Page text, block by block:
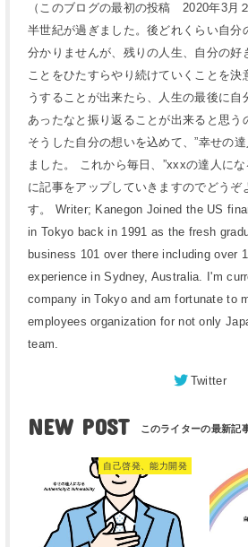
（このブログの最初の投稿 2020年3月
半世紀が過ぎました。後どれくらい自分
分かりませんが、残りの人生、自分の好
ことをひたすらやり続けていくことを決
うすることが出来たら、人生の最後に自
あったなと振り返ることが出来ると思う
そうした自分の想いを込めて、”幸せの
ました。 これから毎日、”xxxの達人にな
に記事をアップしていきますのでどうぞ
す。 Writer; Kanegon Joined the US
in Tokyo back in 1991 as the fresh
business 101 over there including over
experience in Sydney, Australia. I'm
company in Tokyo and am fortunate to
employees organization for not only
team.
Twitter
NEW POST
自己啓発、能力開発